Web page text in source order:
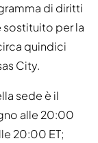
di diritti
sostituito per la
quindici
City.
sede è il
alle 20:00
20:00 ET;